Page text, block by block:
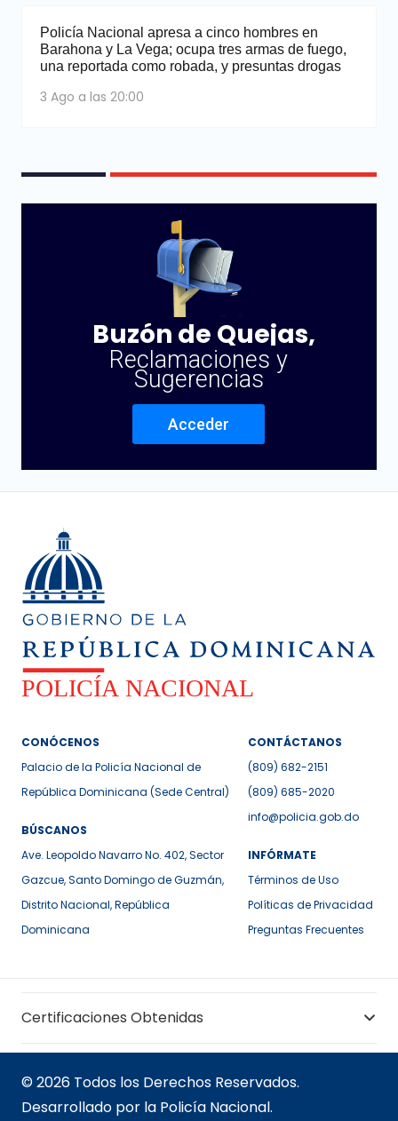
Policía Nacional apresa a cinco hombres en
Barahona y La Vega; ocupa tres armas de fuego,
una reportada como robada, y presuntas drogas
3 Ago a las 20:00
Buzón de Quejas,
Reclamaciones y
Sugerencias
Acceder
CONÓCENOS
Palacio de la Policía Nacional de
República Dominicana (Sede Central)
BÚSCANOS
Ave. Leopoldo Navarro No. 402, Sector
Gazcue, Santo Domingo de Guzmán,
Distrito Nacional, República
Dominicana
CONTÁCTANOS
(809) 682-2151
(809) 685-2020
info@policia.gob.do
INFÓRMATE
Términos de Uso
Políticas de Privacidad
Preguntas Frecuentes
Certificaciones Obtenidas
© 2026 Todos los Derechos Reservados.
Desarrollado por la Policía Nacional.